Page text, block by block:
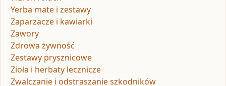
Yerba mate i zestawy
Zaparzacze i kawiarki
Zawory
Zdrowa żywność
Zestawy prysznicowe
Zioła i herbaty lecznicze
Zwalczanie i odstraszanie szkodników